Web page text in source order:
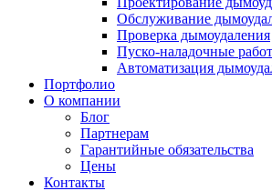
Обслуживание
Проверка дымоудаления
Пуско-наладочные
Автоматизация
Портфолио
О компании
Блог
Партнерам
Гарантийные обязательства
Цены
Контакты